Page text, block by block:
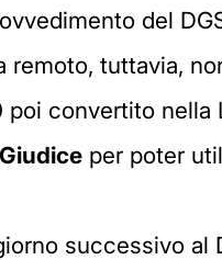
del
tuttavia,
convertito nella
per poter
successivo al